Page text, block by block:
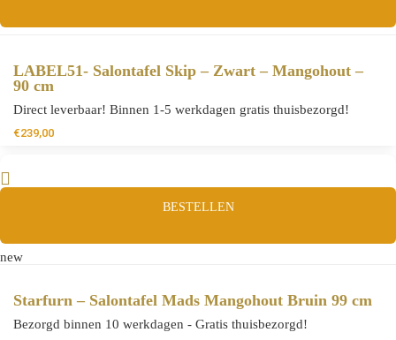
LABEL51- Salontafel Skip – Zwart – Mangohout –
90 cm
Direct leverbaar! Binnen 1-5 werkdagen gratis thuisbezorgd!
€239,00
BESTELLEN
new
Starfurn – Salontafel Mads Mangohout Bruin 99 cm
Bezorgd binnen 10 werkdagen - Gratis thuisbezorgd!